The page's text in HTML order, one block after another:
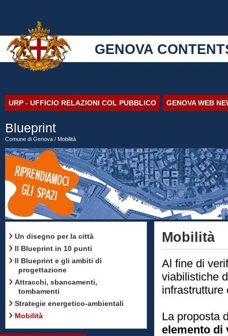
GENOVA
URP - UFFICIO RELAZIONI COL PUBBLICO GENOVA WEB
Blueprint
Comune di Genova / Mobilità
Un disegno per la città
Il Blueprint in 10 punti
Il Blueprint e gli ambiti di
progettazione
Attracchi, sbancamenti,
tombamenti
Strategie energetico-ambientali
Mobilità
Mobilità
Al fine di
viabilistiche
infrastrutture
La proposta
elemento di